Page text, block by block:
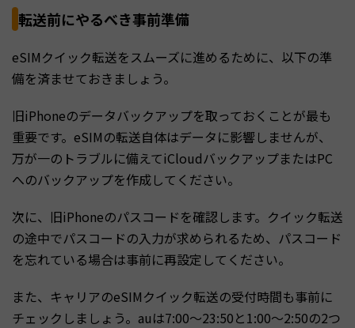
転送前にやるべき事前準備
eSIMクイック転送をスムーズに進めるために、以下の準
備を済ませておきましょう。
旧iPhoneのデータバックアップを取っておくことが最も
重要です。eSIMの転送自体はデータに影響しませんが、
万が一のトラブルに備えてiCloudバックアップまたはPC
へのバックアップを作成してください。
次に、旧iPhoneのパスコードを確認します。クイック転送
の途中でパスコードの入力が求められるため、パスコード
を忘れている場合は事前に再設定してください。
また、キャリアのeSIMクイック転送の受付時間も事前に
チェックしましょう。auは7:00〜23:50と1:00〜2:50の2つ